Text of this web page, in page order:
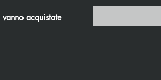
vanno acquistate